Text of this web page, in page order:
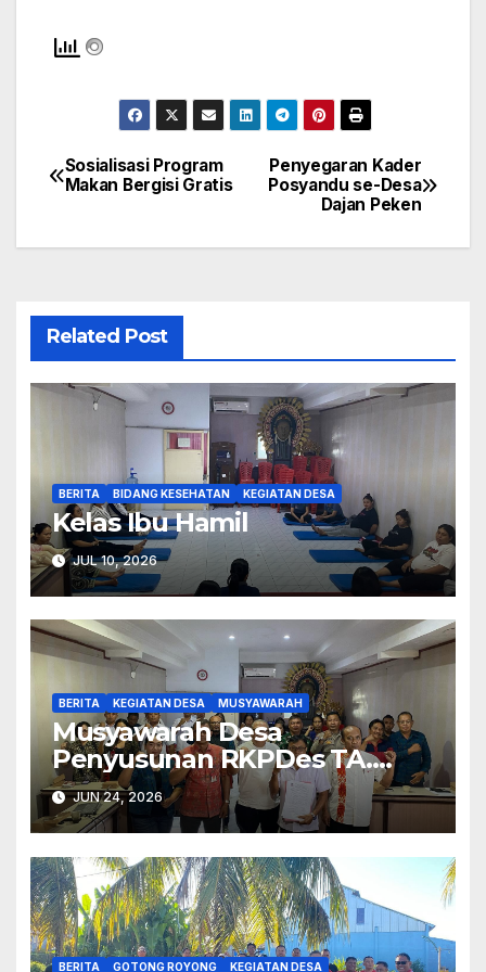
Navigasi
Penyegaran Kader
Posyandu se-Desa
Dajan Peken
Sosialisasi Program
Makan Bergisi Gratis
Related Post
BERITA BIDANG KESEHATAN KEGIATAN DESA
Kelas Ibu Hamil
JUL 10, 2026
BERITA KEGIATAN DESA MUSYAWARAH
Musyawarah Desa
Penyusunan RKPDes TA.
2027.
JUN 24, 2026
BERITA GOTONG ROYONG KEGIATAN DESA